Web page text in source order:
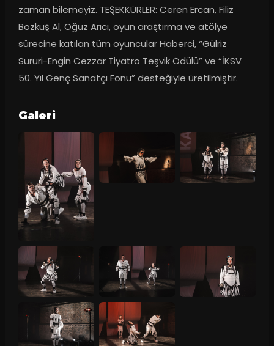
zaman bilemeyiz. TEŞEKKÜRLER: Ceren Ercan, Filiz
Bozkuş Al, Oğuz Arıcı, oyun araştırma ve atölye
sürecine katılan tüm oyuncular Haberci, “Gülriz
Sururi-Engin Cezzar Tiyatro Teşvik Ödülü” ve “İKSV
50. Yıl Genç Sanatçı Fonu” desteğiyle üretilmiştir.
Galeri